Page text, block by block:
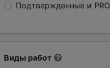
Подтвержденные и PRO
Виды работ